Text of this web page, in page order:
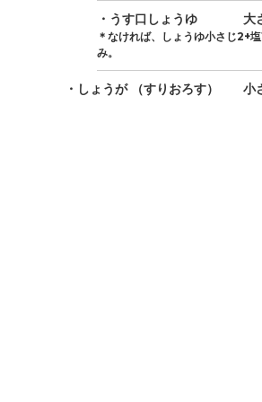
・うす口しょうゆ 大
＊なければ、しょうゆ小さじ2+塩
み。
・しょうが（すりおろす） 小